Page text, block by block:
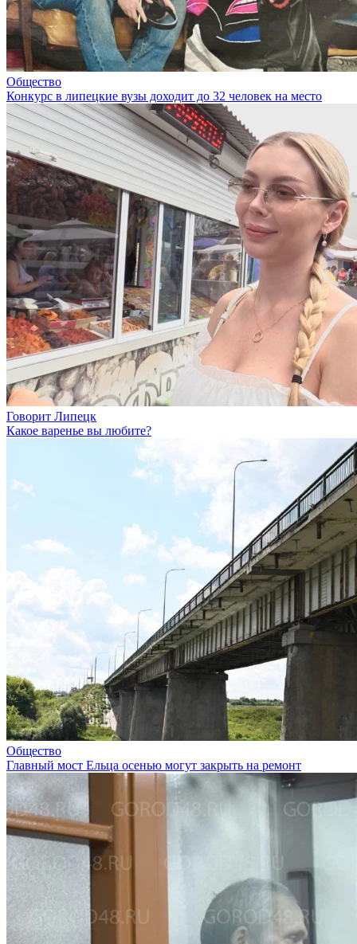
Общество
Конкурс в липецкие вузы доходит до 32 человек на место
Говорит Липецк
Какое варенье вы любите?
Общество
Главный мост Ельца осенью могут закрыть на ремонт